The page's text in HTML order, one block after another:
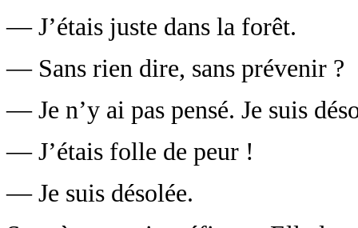
— J’étais juste dans la forêt.
— Sans rien dire, sans prévenir ?
— Je n’y ai pas pensé. Je suis
— J’étais folle de peur !
— Je suis désolée.